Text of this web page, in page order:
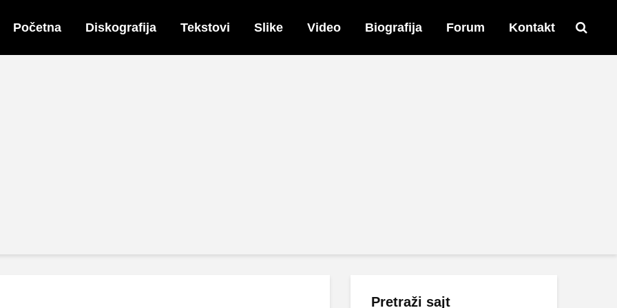
Početna Diskografija Tekstovi Slike Video Biografija Forum Kontakt
Pretraži sajt